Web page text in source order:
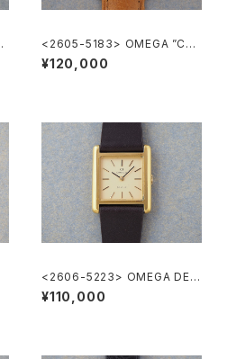
<2605-5183> OMEGA ”Cal.
285"
¥120,000
<2606-5223> OMEGA DE V
ILLE
¥110,000